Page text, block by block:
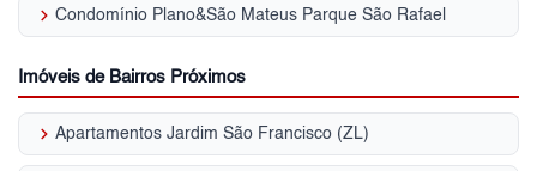
keyboard_arrow_right Condomínio Plano&São Mateus Parque São Rafael
Imóveis de Bairros Próximos
keyboard_arrow_right Apartamentos Jardim São Francisco (ZL)